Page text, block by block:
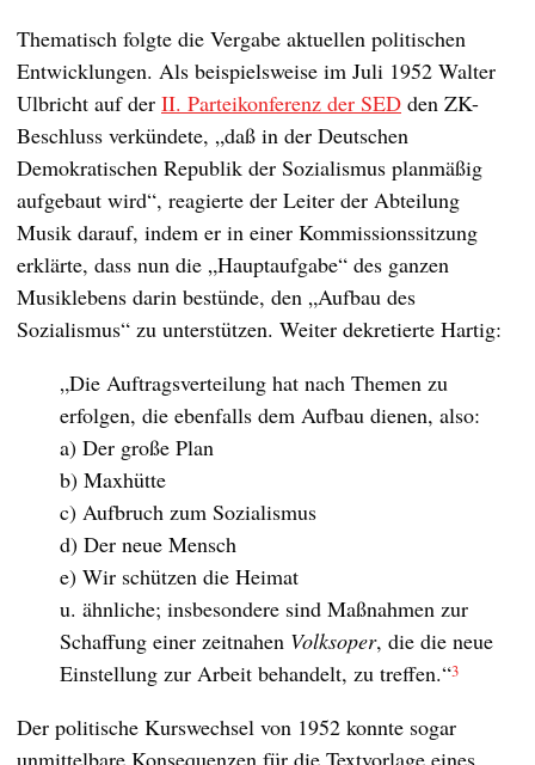
Thematisch folgte die Vergabe aktuellen politischen
Entwicklungen. Als beispielsweise im Juli 1952 Walter
Ulbricht auf der II. Parteikonferenz der SED den ZK-
Beschluss verkündete, „daß in der Deutschen
Demokratischen Republik der Sozialismus planmäßig
aufgebaut wird“, reagierte der Leiter der Abteilung
Musik darauf, indem er in einer Kommissionssitzung
erklärte, dass nun die „Hauptaufgabe“ des ganzen
Musiklebens darin bestünde, den „Aufbau des
Sozialismus“ zu unterstützen. Weiter dekretierte Hartig:
„Die Auftragsverteilung hat nach Themen zu
erfolgen, die ebenfalls dem Aufbau dienen, also:
a) Der große Plan
b) Maxhütte
c) Aufbruch zum Sozialismus
d) Der neue Mensch
e) Wir schützen die Heimat
u. ähnliche; insbesondere sind Maßnahmen zur
Schaffung einer zeitnahen Volksoper, die die neue
Einstellung zur Arbeit behandelt, zu treffen.“3
Der politische Kurswechsel von 1952 konnte sogar
unmittelbare Konsequenzen für die Textvorlage eines